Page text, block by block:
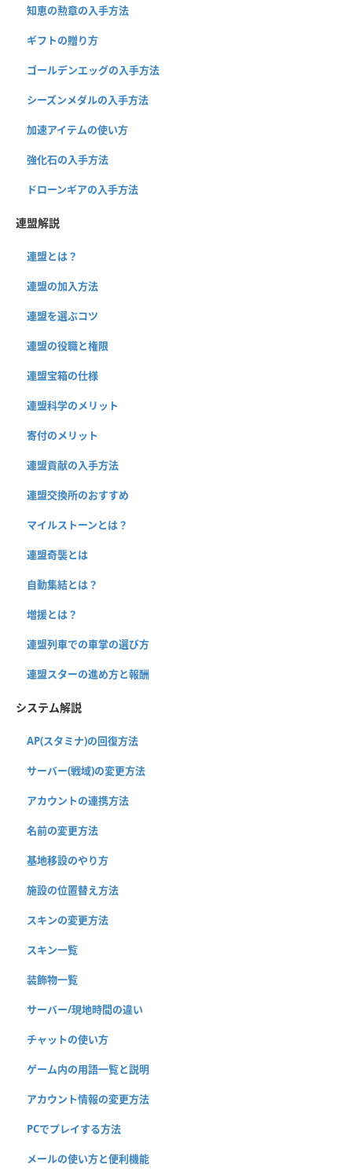
知恵の勲章の入手方法
ギフトの贈り方
ゴールデンエッグの入手方法
シーズンメダルの入手方法
加速アイテムの使い方
強化石の入手方法
ドローンギアの入手方法
連盟解説
連盟とは？
連盟の加入方法
連盟を選ぶコツ
連盟の役職と権限
連盟宝箱の仕様
連盟科学のメリット
寄付のメリット
連盟貢献の入手方法
連盟交換所のおすすめ
マイルストーンとは？
連盟奇襲とは
自動集結とは？
増援とは？
連盟列車での車掌の選び方
連盟スターの進め方と報酬
システム解説
AP(スタミナ)の回復方法
サーバー(戦域)の変更方法
アカウントの連携方法
名前の変更方法
基地移設のやり方
施設の位置替え方法
スキンの変更方法
スキン一覧
装飾物一覧
サーバー/現地時間の違い
チャットの使い方
ゲーム内の用語一覧と説明
アカウント情報の変更方法
PCでプレイする方法
メールの使い方と便利機能